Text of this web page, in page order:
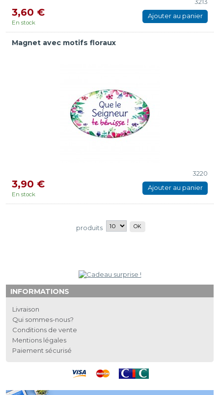
3,60 €
En stock
Ajouter au panier
Magnet avec motifs floraux
3220
3,90 €
En stock
Ajouter au panier
produits
INFORMATIONS
Livraison
Qui sommes-nous?
Conditions de vente
Mentions légales
Paiement sécurisé